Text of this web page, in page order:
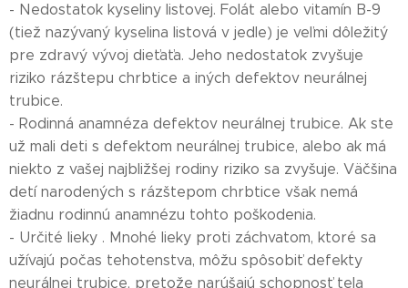
- Nedostatok kyseliny listovej. Folát alebo vitamín B-9
(tiež nazývaný kyselina listová v jedle) je veľmi dôležitý
pre zdravý vývoj dieťaťa. Jeho nedostatok zvyšuje
riziko rázštepu chrbtice a iných defektov neurálnej
trubice.
- Rodinná anamnéza defektov neurálnej trubice. Ak ste
už mali deti s defektom neurálnej trubice, alebo ak má
niekto z vašej najbližšej rodiny riziko sa zvyšuje. Väčšina
detí narodených s rázštepom chrbtice však nemá
žiadnu rodinnú anamnézu tohto poškodenia.
- Určité lieky . Mnohé lieky proti záchvatom, ktoré sa
užívajú počas tehotenstva, môžu spôsobiť defekty
neurálnej trubice, pretože narúšajú schopnosť tela